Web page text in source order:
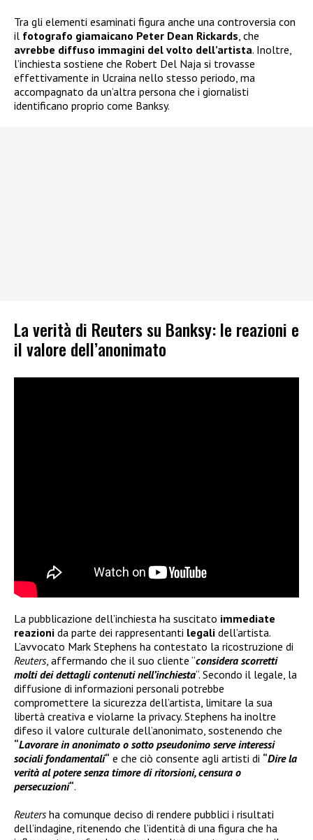
Tra gli elementi esaminati figura anche una controversia con
il fotografo giamaicano Peter Dean Rickards , che
avrebbe diffuso immagini del volto dell’artista. Inoltre,
l’inchiesta sostiene che Robert Del Naja si trovasse
effettivamente in Ucraina nello stesso periodo, ma
accompagnato da un’altra persona che i giornalisti
identificano proprio come Banksy.
La verità di Reuters su Banksy: le reazioni e
il valore dell’anonimato
La pubblicazione dell’inchiesta ha suscitato immediate
reazioni da parte dei rappresentanti legali dell’artista.
L’avvocato Mark Stephens ha contestato la ricostruzione di
Reuters, affermando che il suo cliente “considera scorretti
molti dei dettagli contenuti nell’inchiesta“. Secondo il legale, la
diffusione di informazioni personali potrebbe
compromettere la sicurezza dell’artista, limitare la sua
libertà creativa e violarne la privacy. Stephens ha inoltre
difeso il valore culturale dell’anonimato, sostenendo che
“Lavorare in anonimato o sotto pseudonimo serve interessi
sociali fondamentali“ e che ciò consente agli artisti di “Dire la
verità al potere senza timore di ritorsioni, censura o
persecuzioni“.
Reutersha comunque deciso di rendere pubblici i risultati
dell’indagine, ritenendo che l’identità di una figura che ha